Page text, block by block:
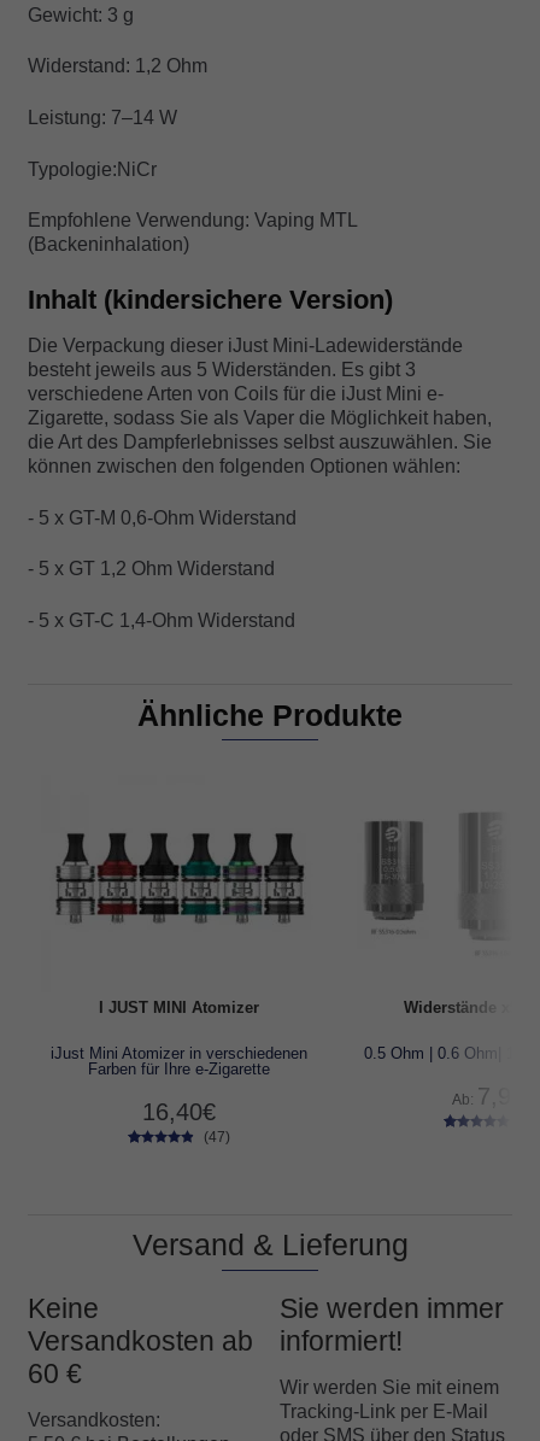
Gewicht: 3 g
Widerstand: 1,2 Ohm
Leistung: 7–14 W
Typologie:NiCr
Empfohlene Verwendung: Vaping MTL
(Backeninhalation)
Inhalt (kindersichere Version)
Die Verpackung dieser iJust Mini-Ladewiderstände
besteht jeweils aus 5 Widerständen. Es gibt 3
verschiedene Arten von Coils für die iJust Mini e-
Zigarette, sodass Sie als Vaper die Möglichkeit haben,
die Art des Dampferlebnisses selbst auszuwählen. Sie
können zwischen den folgenden Optionen wählen:
- 5 x GT-M 0,6-Ohm Widerstand
- 5 x GT 1,2 Ohm Widerstand
- 5 x GT-C 1,4-Ohm Widerstand
Ähnliche Produkte
I JUST MINI Atomizer
iJust Mini Atomizer in verschiedenen
Farben für Ihre e-Zigarette
16,40€
auf
Kundenbe
(47)
Widerstände x5
0.5 Ohm | 0.6 Ohm| 1
Ab: 7,90
Versand & Lieferung
Keine
Versandkosten ab
60 €
Versandkosten:
Sie werden immer
informiert!
Wir werden Sie mit einem
Tracking-Link per E-Mail
oder SMS über den Status